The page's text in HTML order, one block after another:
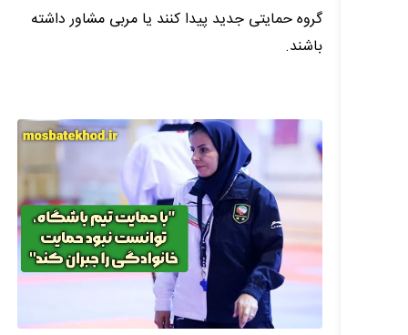
گروه حمایتی جدید پیدا کنند یا مربی مشاور داشته
باشند.